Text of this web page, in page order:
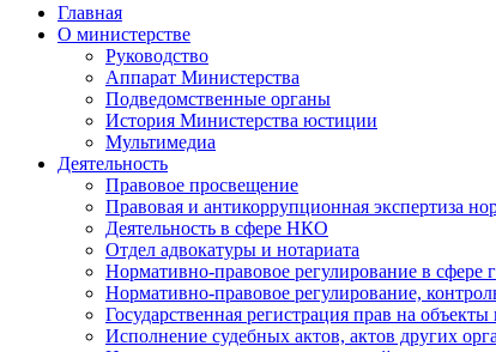
Главная
О министерстве
Руководство
Аппарат Министерства
Подведомственные органы
История Министерства юстиции
Мультимедиа
Деятельность
Правовое просвещение
Правовая и антикоррупционная экспертиза
Деятельность в сфере НКО
Отдел адвокатуры и нотариата
Нормативно-правовое регулирование в сфере
Нормативно-правовое регулирование,
Государственная регистрация прав на
Исполнение судебных актов, актов других